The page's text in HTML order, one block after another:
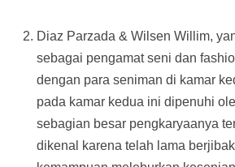
Diaz Parzada & Wilsen Willim,
sebagai pengamat seni dan
dengan para seniman di kamar
pada kamar kedua ini dipenuhi
sebagian besar pengkaryaanya
dikenal karena telah lama